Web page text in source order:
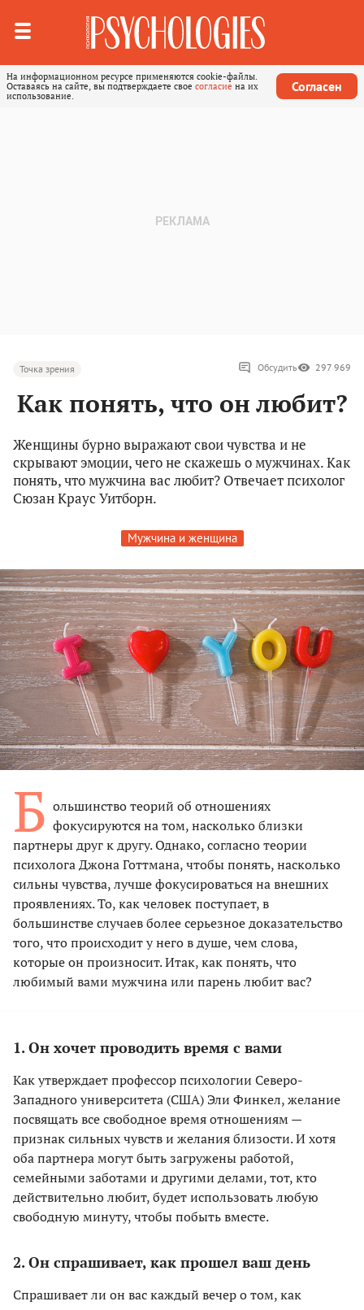
На информационном ресурсе применяются cookie-файлы.
Оставаясь на сайте, вы подтверждаете свое согласие на их
использование.
Согласен
Точка зрения Обсудить 297 969
Как понять, что он любит?
Женщины бурно выражают свои чувства и не
скрывают эмоции, чего не скажешь о мужчинах. Как
понять, что мужчина вас любит? Отвечает психолог
Сюзан Краус Уитборн.
Мужчина и женщина
Б ольшинство теорий об отношениях
фокусируются на том, насколько близки
партнеры друг к другу. Однако, согласно теории
психолога Джона Готтмана, чтобы понять, насколько
сильны чувства, лучше фокусироваться на внешних
проявлениях. То, как человек поступает, в
большинстве случаев более серьезное доказательство
того, что происходит у него в душе, чем слова,
которые он произносит. Итак, как понять, что
любимый вами мужчина или парень любит вас?
1. Он хочет проводить время с вами
Как утверждает профессор психологии Северо-
Западного университета (США) Эли Финкел, желание
посвящать все свободное время отношениям —
признак сильных чувств и желания близости. И хотя
оба партнера могут быть загружены работой,
семейными заботами и другими делами, тот, кто
действительно любит, будет использовать любую
свободную минуту, чтобы побыть вместе.
2. Он спрашивает, как прошел ваш день
Спрашивает ли он вас каждый вечер о том, как